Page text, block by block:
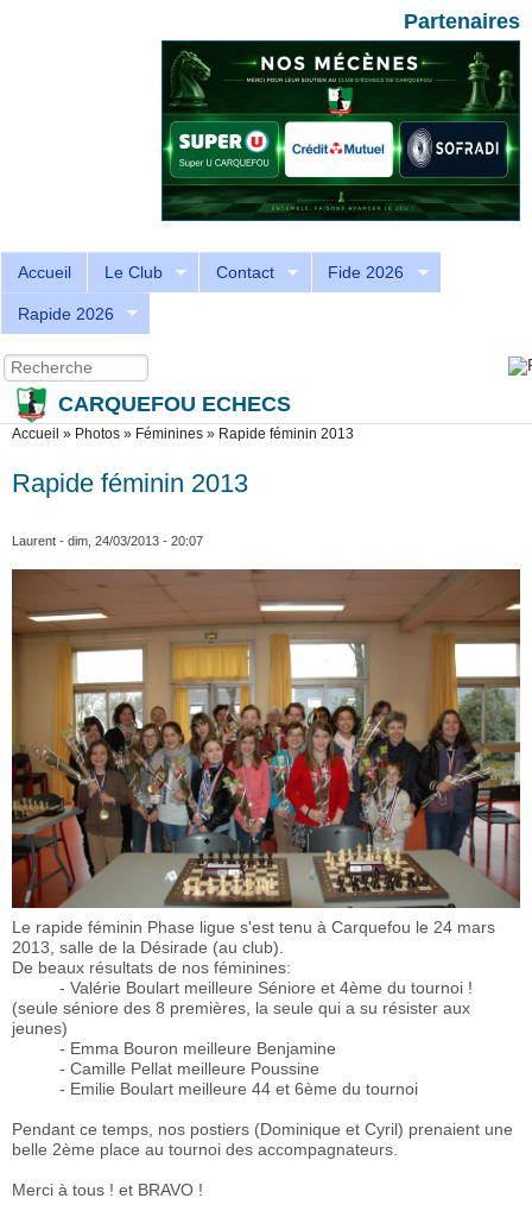
Partenaires
Accueil Le Club Contact Fide 2026
Rapide 2026
Formulaire de recherche
Recherche
CARQUEFOU ECHECS
Vous êtes ici
Accueil » Photos » Féminines » Rapide féminin 2013
Rapide féminin 2013
Laurent - dim, 24/03/2013 - 20:07
Le rapide féminin Phase ligue s'est tenu à Carquefou le 24 mars
2013, salle de la Désirade (au club).
De beaux résultats de nos féminines:
- Valérie Boulart meilleure Séniore et 4ème du tournoi !
(seule séniore des 8 premières, la seule qui a su résister aux
jeunes)
- Emma Bouron meilleure Benjamine
- Camille Pellat meilleure Poussine
- Emilie Boulart meilleure 44 et 6ème du tournoi
Pendant ce temps, nos postiers (Dominique et Cyril) prenaient une
belle 2ème place au tournoi des accompagnateurs.
Merci à tous ! et BRAVO !